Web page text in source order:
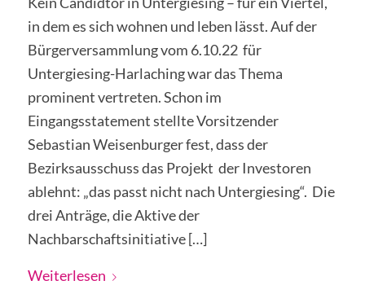
in dem es sich wohnen und leben lässt. Auf der
Bürgerversammlung vom 6.10.22 für
Untergiesing-Harlaching war das Thema
prominent vertreten. Schon im
Eingangsstatement stellte Vorsitzender
Sebastian Weisenburger fest, dass der
Bezirksausschuss das Projekt der Investoren
ablehnt: „das passt nicht nach Untergiesing“. Die
drei Anträge, die Aktive der
Nachbarschaftsinitiative […]
Weiterlesen